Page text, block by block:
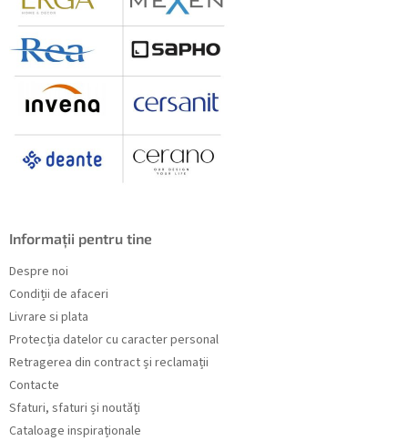
Informații pentru tine
Despre noi
Condiții de afaceri
Livrare si plata
Protecția datelor cu caracter personal
Retragerea din contract și reclamații
Contacte
Sfaturi, sfaturi și noutăți
Cataloage inspiraționale